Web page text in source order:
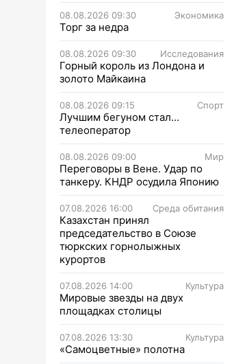
08.08.2026 09:30 Экономика
Торг за недра
08.08.2026 09:30 Исследования
Горный король из Лондона и
золото Майкаина
08.08.2026 09:15 Спорт
Лучшим бегуном стал…
телеоператор
08.08.2026 09:00 Мир
Переговоры в Вене. Удар по
танкеру. КНДР осудила Японию
07.08.2026 16:00 Среда обитания
Казахстан принял
председательство в Союзе
тюркских горнолыжных
курортов
07.08.2026 14:00 Культура
Мировые звезды на двух
площадках столицы
07.08.2026 13:30 Культура
«Самоцветные» полотна